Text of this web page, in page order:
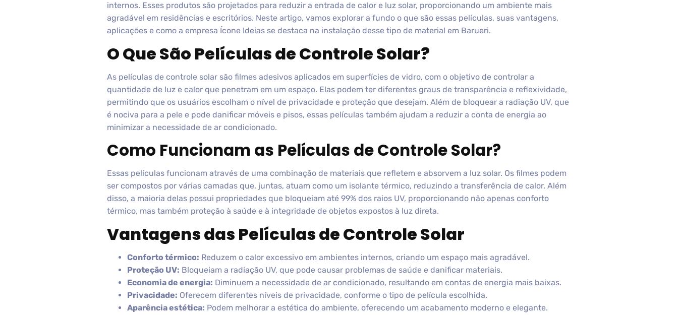
internos. Esses produtos são projetados para reduzir a entrada de calor e luz solar, proporcionando um ambiente mais
agradável em residências e escritórios. Neste artigo, vamos explorar a fundo o que são essas películas, suas vantagens,
aplicações e como a empresa Ícone Ideias se destaca na instalação desse tipo de material em Barueri.
O Que São Películas de Controle Solar?
As películas de controle solar são filmes adesivos aplicados em superfícies de vidro, com o objetivo de controlar a
quantidade de luz e calor que penetram em um espaço. Elas podem ter diferentes graus de transparência e reflexividade,
permitindo que os usuários escolham o nível de privacidade e proteção que desejam. Além de bloquear a radiação UV, que
é nociva para a pele e pode danificar móveis e pisos, essas películas também ajudam a reduzir a conta de energia ao
minimizar a necessidade de ar condicionado.
Como Funcionam as Películas de Controle Solar?
Essas películas funcionam através de uma combinação de materiais que refletem e absorvem a luz solar. Os filmes podem
ser compostos por várias camadas que, juntas, atuam como um isolante térmico, reduzindo a transferência de calor. Além
disso, a maioria delas possui propriedades que bloqueiam até 99% dos raios UV, proporcionando não apenas conforto
térmico, mas também proteção à saúde e à integridade de objetos expostos à luz direta.
Vantagens das Películas de Controle Solar
Conforto térmico: Reduzem o calor excessivo em ambientes internos, criando um espaço mais agradável.
Proteção UV: Bloqueiam a radiação UV, que pode causar problemas de saúde e danificar materiais.
Economia de energia: Diminuem a necessidade de ar condicionado, resultando em contas de energia mais baixas.
Privacidade: Oferecem diferentes níveis de privacidade, conforme o tipo de película escolhida.
Aparência estética: Podem melhorar a estética do ambiente, oferecendo um acabamento moderno e elegante.